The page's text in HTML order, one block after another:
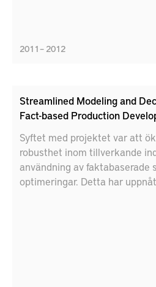
2011 – 2012
Streamlined Modeling and
Fact-based Production
Syftet med projektet var att
robusthet inom tillverkande
användning av faktabaserade
optimeringar. Detta har